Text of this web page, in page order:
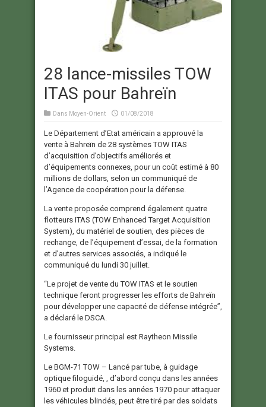
28 lance-missiles TOW
ITAS pour Bahreïn
Dans Moyen-Orient 01/08/2018
Le Département d’Etat américain a approuvé la
vente à Bahreïn de 28 systèmes TOW ITAS
d’acquisition d’objectifs améliorés et
d’équipements connexes, pour un coût estimé à 80
millions de dollars, selon un communiqué de
l’Agence de coopération pour la défense.
La vente proposée comprend également quatre
flotteurs ITAS (TOW Enhanced Target Acquisition
System), du matériel de soutien, des pièces de
rechange, de l’équipement d’essai, de la formation
et d’autres services associés, a indiqué le
communiqué du lundi 30 juillet.
“Le projet de vente du TOW ITAS et le soutien
technique feront progresser les efforts de Bahreïn
pour développer une capacité de défense intégrée”,
a déclaré le DSCA.
Le fournisseur principal est Raytheon Missile
Systems.
Le BGM-71 TOW – Lancé par tube, à guidage
optique filoguidé, , d’abord conçu dans les années
1960 et produit dans les années 1970 pour attaquer
les véhicules blindés, peut être tiré par des soldats